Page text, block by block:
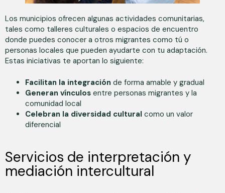
Los municipios ofrecen algunas actividades comunitarias,
tales como talleres culturales o espacios de encuentro
donde puedes conocer a otros migrantes como tú o
personas locales que pueden ayudarte con tu adaptación.
Estas iniciativas te aportan lo siguiente:
Facilitan la integración de forma amable y gradual
Generan vínculos entre personas migrantes y la
comunidad local
Celebran la diversidad cultural como un valor
diferencial
Servicios de interpretación y
mediación intercultural